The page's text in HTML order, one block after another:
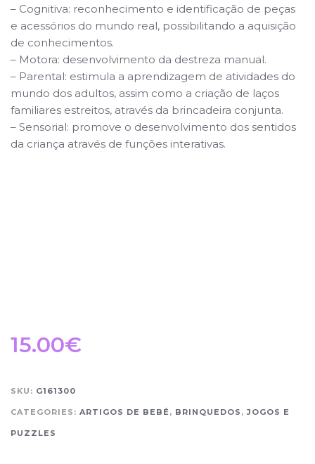
– Cognitiva: reconhecimento e identificação de peças
e acessórios do mundo real, possibilitando a aquisição
de conhecimentos.
– Motora: desenvolvimento da destreza manual.
– Parental: estimula a aprendizagem de atividades do
mundo dos adultos, assim como a criação de laços
familiares estreitos, através da brincadeira conjunta.
– Sensorial: promove o desenvolvimento dos sentidos
da criança através de funções interativas.
15.00€
SKU: G161300
CATEGORIES: ARTIGOS DE BEBÉ , BRINQUEDOS ,JOGOS E
PUZZLES